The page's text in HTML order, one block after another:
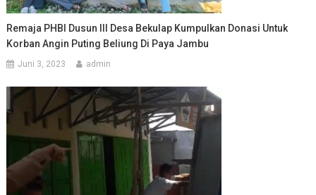
Remaja PHBI Dusun III Desa Bekulap Kumpulkan Donasi Untuk
Korban Angin Puting Beliung Di Paya Jambu
Juni 3, 2023 admin